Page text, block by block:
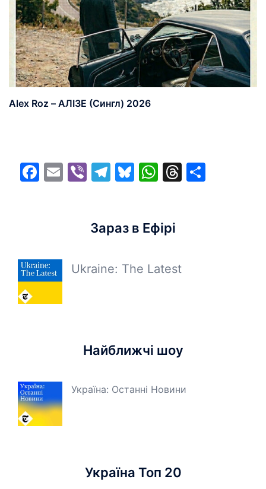
Alex Roz – АЛІЗЕ (Сингл) 2026
Facebook
EmailViberTelegram
Bluesky
WhatsApp
Threads
Зараз в Ефірі
Ukraine: The Latest
Найближчі шоу
Україна: Останні Новини
Україна Топ 20